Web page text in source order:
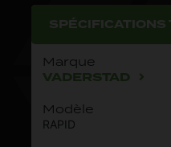
SPÉCIFICATIONS
Marque
VADERSTAD
Modèle
RAPID